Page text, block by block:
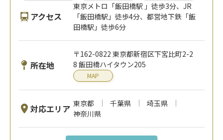
アクセス
東京メトロ「飯田橋駅 」徒歩3分、JR
「飯田橋駅」徒歩4分、都営地下鉄「飯
田橋駅」徒歩6分
所在地
〒162-0822 東京都新宿区下宮比町2-2
8 飯田橋ハイタウン205
MAP
対応エリア 東京都 千葉県
埼玉県
神奈川県